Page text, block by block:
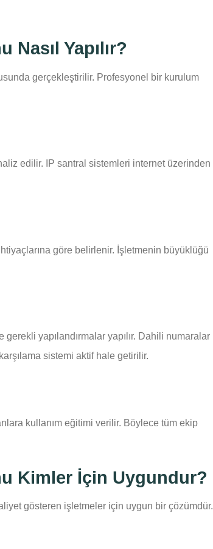
Yapılır?
gerçekleştirilir. Profesyonel bir kurulum
edilir. IP santral sistemleri internet üzerinden
göre belirlenir. İşletmenin büyüklüğü
yapılandırmalar yapılır. Dahili numaralar
sistemi aktif hale getirilir.
kullanım eğitimi verilir. Böylece tüm ekip
Kimler İçin Uygundur?
gösteren işletmeler için uygun bir çözümdür.